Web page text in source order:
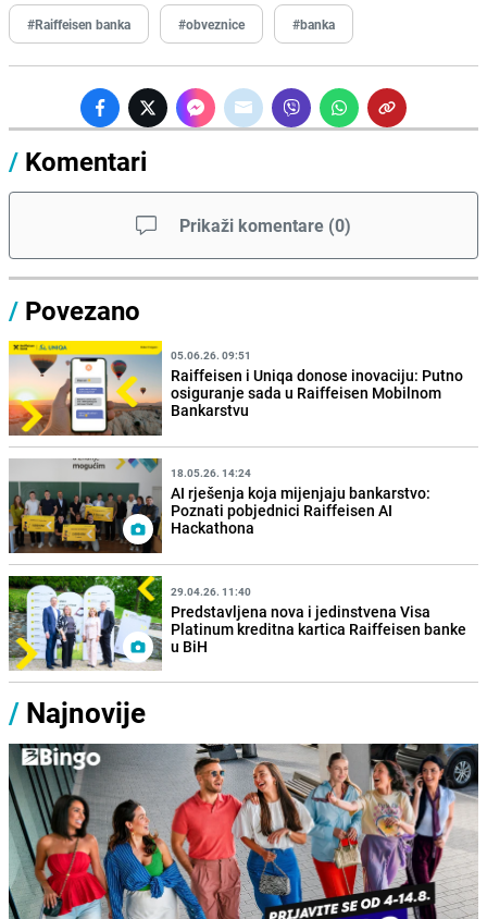
#Raiffeisen banka #obveznice #banka
/ Komentari
Prikaži komentare (0)
/ Povezano
05.06.26. 09:51
Raiffeisen i Uniqa donose inovaciju: Putno
osiguranje sada u Raiffeisen Mobilnom
Bankarstvu
18.05.26. 14:24
AI rješenja koja mijenjaju bankarstvo:
Poznati pobjednici Raiffeisen AI
Hackathona
29.04.26. 11:40
Predstavljena nova i jedinstvena Visa
Platinum kreditna kartica Raiffeisen banke
u BiH
/ Najnovije